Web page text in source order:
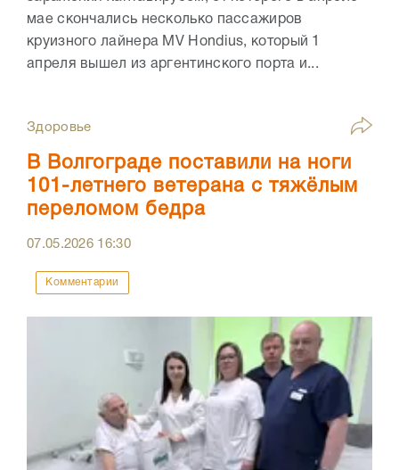
мае скончались несколько пассажиров
круизного лайнера MV Hondius, который 1
апреля вышел из аргентинского порта и...
Здоровье
В Волгограде поставили на ноги
101-летнего ветерана с тяжёлым
переломом бедра
07.05.2026 16:30
Комментарии